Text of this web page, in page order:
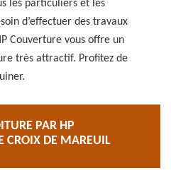
les particuliers et les
d’effectuer des travaux
Couverture vous offre un
très attractif. Profitez de
PAR HP
CROIX DE MAREUIL